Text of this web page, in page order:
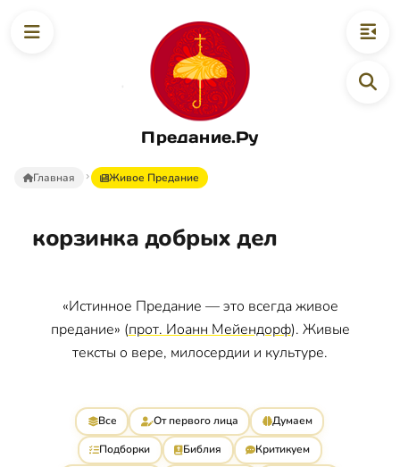
Предание.Ру
Главная Живое Предание
корзинка добрых дел
«Истинное Предание — это всегда живое
предание» (прот. Иоанн Мейендорф). Живые
тексты о вере, милосердии и культуре.
Все От первого лица
Думаем
Подборки
Библия
Критикуем